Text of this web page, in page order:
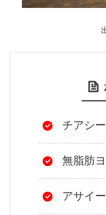
チアシ
無脂肪
アサイ